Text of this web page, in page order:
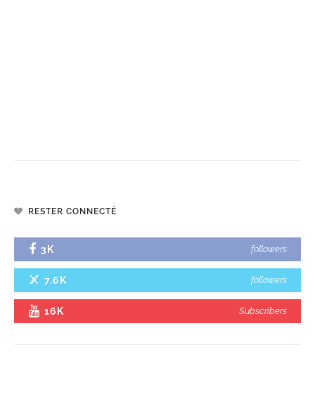
RESTER CONNECTÉ
3K followers
7.6K followers
16K Subscribers